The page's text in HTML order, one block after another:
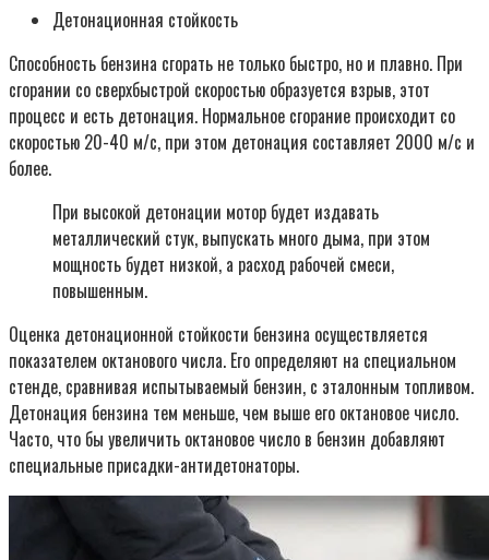
Детонационная стойкость
Способность бензина сгорать не только быстро, но и плавно. При
сгорании со сверхбыстрой скоростью образуется взрыв, этот
процесс и есть детонация. Нормальное сгорание происходит со
скоростью 20-40 м/с, при этом детонация составляет 2000 м/с и
более.
При высокой детонации мотор будет издавать
металлический стук, выпускать много дыма, при этом
мощность будет низкой, а расход рабочей смеси,
повышенным.
Оценка детонационной стойкости бензина осуществляется
показателем октанового числа. Его определяют на специальном
стенде, сравнивая испытываемый бензин, с эталонным топливом.
Детонация бензина тем меньше, чем выше его октановое число.
Часто, что бы увеличить октановое число в бензин добавляют
специальные присадки-антидетонаторы.